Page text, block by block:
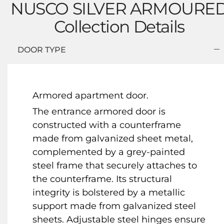
NUSCO SILVER
Collection Details
DOOR TYPE
Armored apartment door.
The entrance armored door is
constructed with a counterframe
made from galvanized sheet metal,
complemented by a grey-painted
steel frame that securely attaches to
the counterframe. Its structural
integrity is bolstered by a metallic
support made from galvanized steel
sheets. Adjustable steel hinges ensure